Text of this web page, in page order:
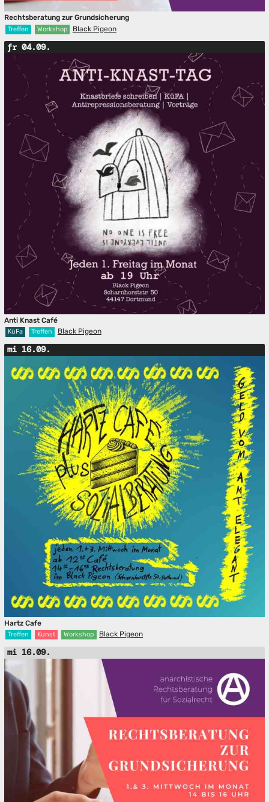
Rechtsberatung zur Grundsicherung
Treffen Workshop Black Pigeon
fr 04.09.
Anti Knast Café
KüFa Treffen Black Pigeon
mi 16.09.
Hartz Cafe
Treffen Kunst Workshop Black Pigeon
mi 16.09.